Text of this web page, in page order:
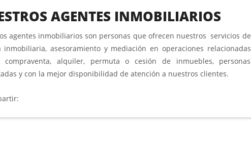
AGENTES INMOBILIARIOS
agentes inmobiliarios son personas que ofrecen nuestros servicios de
inmobiliaria, asesoramiento y mediación en operaciones relacionadas
alquiler, permuta o cesión de inmuebles, personas
y con la mejor disponibilidad de atención a nuestros clientes.